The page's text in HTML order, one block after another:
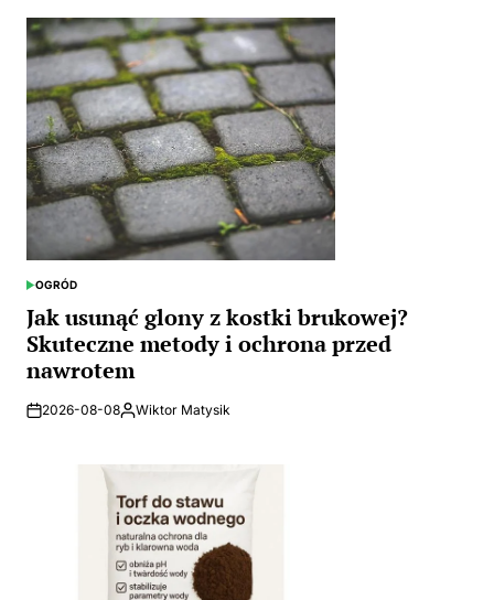
POSTED
IN
OGRÓD
Jak usunąć glony z kostki brukowej?
Skuteczne metody i ochrona przed
nawrotem
2026-08-08Posted
Wiktor Matysik